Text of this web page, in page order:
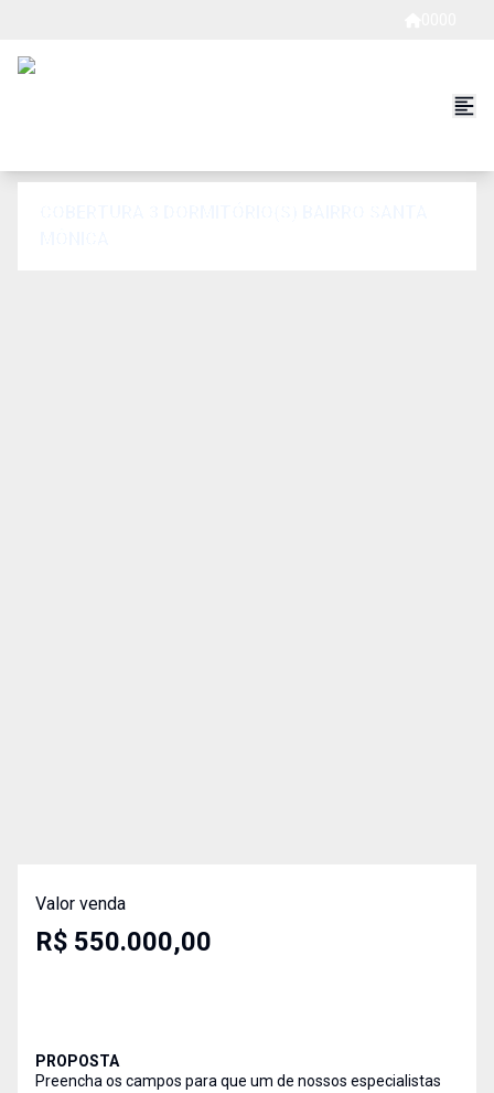
Valor venda
R$ 550.000,00
PROPOSTA
Preencha os campos para que um de nossos especialistas